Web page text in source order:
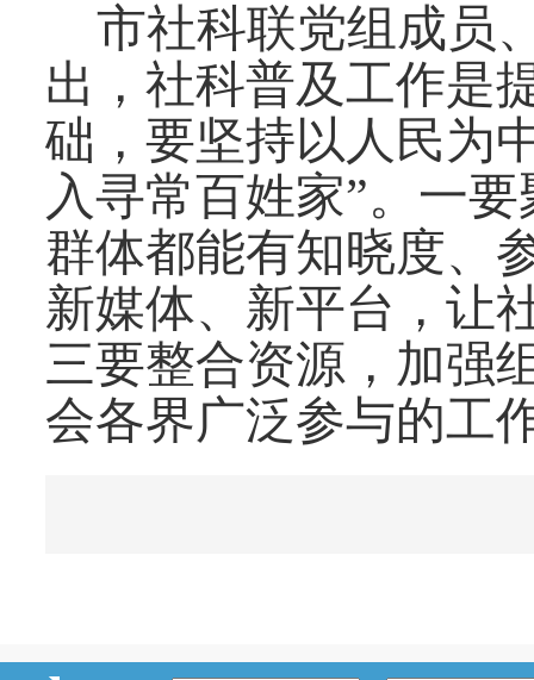
市社科联党组成员
出， 社科普及工作是
础，要坚持以人民为
入寻常百姓家”。一
群体都能有知晓度、
新媒体、新平台，让
三要整合资源，加强
会各界广泛参与的工